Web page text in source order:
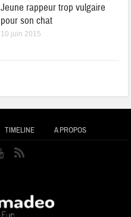
Jeune rappeur trop vulgaire
pour son chat
10 juin 2015
TIMELINE A PROPOS